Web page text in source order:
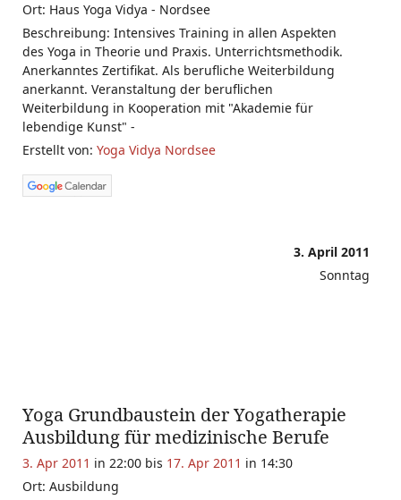
Ort: Haus Yoga Vidya - Nordsee
Beschreibung: Intensives Training in allen Aspekten
des Yoga in Theorie und Praxis. Unterrichtsmethodik.
Anerkanntes Zertifikat. Als berufliche Weiterbildung
anerkannt. Veranstaltung der beruflichen
Weiterbildung in Kooperation mit "Akademie für
lebendige Kunst" -
Erstellt von: Yoga Vidya Nordsee
3. April 2011
Sonntag
Yoga Grundbaustein der Yogatherapie
Ausbildung für medizinische Berufe
3. Apr 2011 in 22:00 bis 17. Apr 2011 in 14:30
Ort: Ausbildung